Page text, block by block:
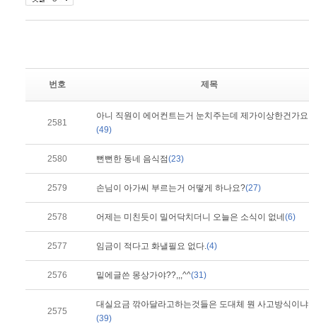
번호 제목
2581
아니 직원이 에어컨트는거 눈치주는데 제가이상한건가요
(49)
2580 뻔뻔한 동네 음식점(23)
2579 손님이 아가씨 부르는거 어떻게 하나요?(27)
2578 어제는 미친듯이 밀어닥치더니 오늘은 소식이 없네 (6)
2577 임금이 적다고 화낼필요 없다.(4)
2576 밑에글쓴 몽상가야??,,,^^(31)
2575
대실요금 깎아달라고하는것들은 도대체 뭔 사고방식이냐
(39)